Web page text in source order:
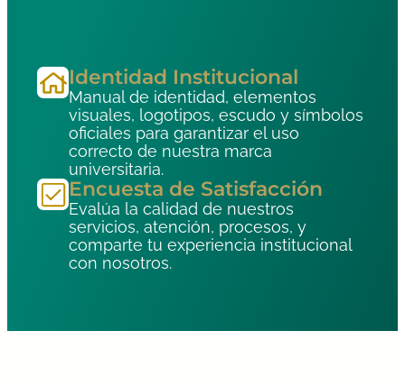
Identidad Institucional
Manual de identidad, elementos
visuales, logotipos, escudo y símbolos
oficiales para garantizar el uso
correcto de nuestra marca
universitaria.
Encuesta de Satisfacción
Evalúa la calidad de nuestros
servicios, atención, procesos, y
comparte tu experiencia institucional
con nosotros.